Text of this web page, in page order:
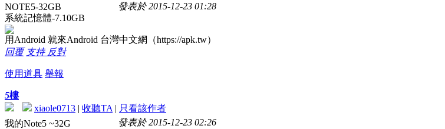
發表於 2015-12-23 01:28
NOTE5-32GB
系統記憶體-7.10GB
用Android 就來Android 台灣中文網（https://apk.tw）
回覆 支持 反對
使用道具 舉報
5樓
xiaole0713 | 收聽TA | 只看該作者
發表於 2015-12-23 02:26
我的Note5 ~32G